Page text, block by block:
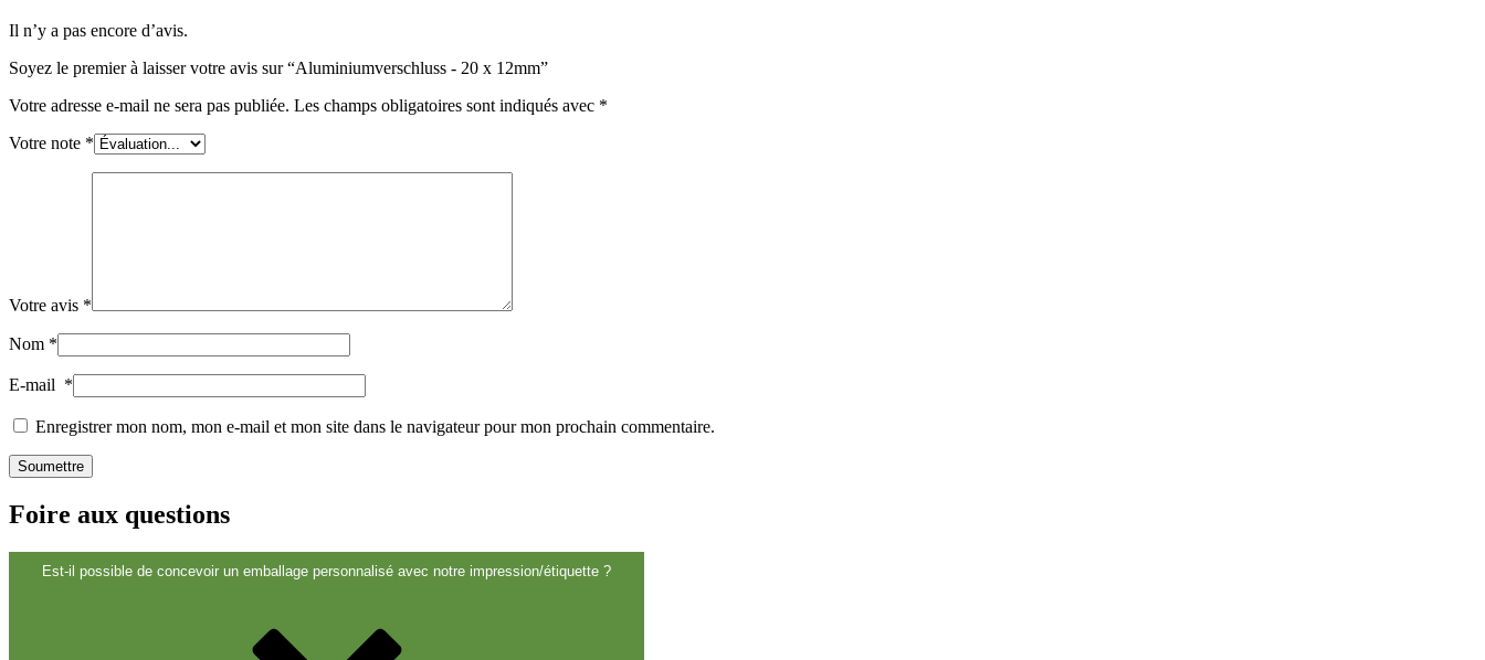
Bouteilles de sauce
Bouteilles de spiritueux
Réservoirs(2)
Fermetures
Bouteilles de vin et de champagne
Il n’y a pas encore d’avis.
Soyez le premier à laisser votre avis sur “Aluminiumverschluss - 20 x 12mm”
Votre adresse e-mail ne sera pas publiée. Les champs obligatoires sont indiqués avec *
Votre note *
Votre avis *
Nom *
E-mail *
Enregistrer mon nom, mon e-mail et mon site dans le navigateur pour mon prochain commentaire.
Foire aux questions
Est-il possible de concevoir un emballage personnalisé avec notre impression/étiquette ?